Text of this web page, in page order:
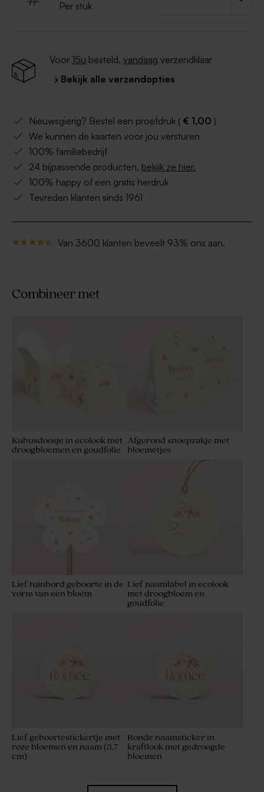
Per stuk
Voor 15u besteld, vandaag verzendklaar
› Bekijk alle verzendopties
Nieuwsgierig? Bestel een proefdruk ( € 1,00 )
We kunnen de kaarten voor jou versturen
100% familiebedrijf
24 bijpassende producten, bekijk ze hier.
100% happy of een gratis herdruk
Tevreden klanten sinds 1961
Van 3600 klanten beveelt 93% ons aan.
Combineer met
Kubusdoosje in ecolook met
droogbloemen en goudfolie
Afgerond snoepzakje met
bloemetjes
Lief tuinbord geboorte in de
vorm van een bloem
Lief naamlabel in ecolook
met droogbloem en
goudfolie
Lief geboortestickertje met
roze bloemen en naam (3,7
cm)
Ronde naamsticker in
kraftlook met gedroogde
bloemen